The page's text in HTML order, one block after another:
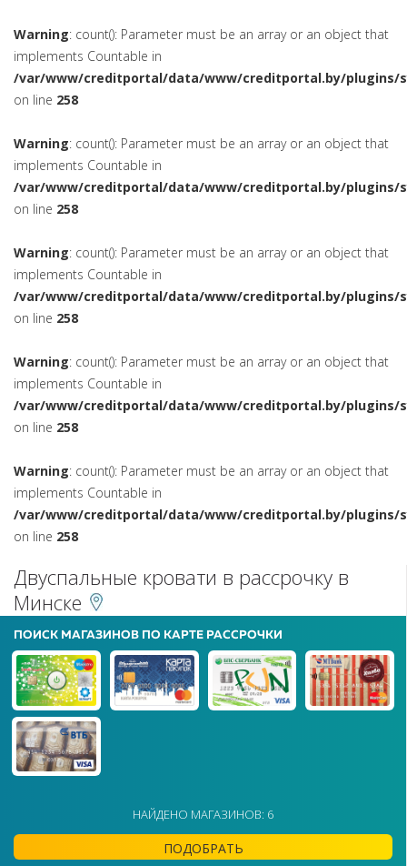
Warning: count(): Parameter must be an array or an object that
implements Countable in
/var/www/creditportal/data/www/creditportal.by/plugins/
on line 258
Warning: count(): Parameter must be an array or an object that
implements Countable in
/var/www/creditportal/data/www/creditportal.by/plugins/
on line 258
Warning: count(): Parameter must be an array or an object that
implements Countable in
/var/www/creditportal/data/www/creditportal.by/plugins/
on line 258
Warning: count(): Parameter must be an array or an object that
implements Countable in
/var/www/creditportal/data/www/creditportal.by/plugins/
on line 258
Warning: count(): Parameter must be an array or an object that
implements Countable in
/var/www/creditportal/data/www/creditportal.by/plugins/
on line 258
Двуспальные кровати в рассрочку в
Минске
ПОИСК МАГАЗИНОВ ПО КАРТЕ РАССРОЧКИ
НАЙДЕНО МАГАЗИНОВ: 6
ПОДОБРАТЬ